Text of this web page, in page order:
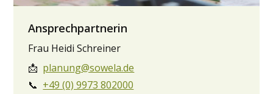
Ansprechpartnerin
Frau Heidi Schreiner
📩 planung@sowela.de
📞 +49 (0) 9973 802000